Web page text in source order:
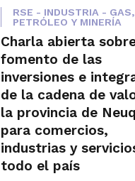
RSE - INDUSTRIA - GAS,
PETRÓLEO Y MINERÍA
Charla abierta
fomento de las
inversiones e
de la cadena de
la provincia de
para comercios,
industrias y
todo el país